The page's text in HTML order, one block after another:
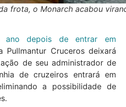
frota, o Monarch acabou
ano depois de entrar em
Pullmantur Cruceros deixará
de seu administrador de
de cruzeiros entrará em
a possibilidade de